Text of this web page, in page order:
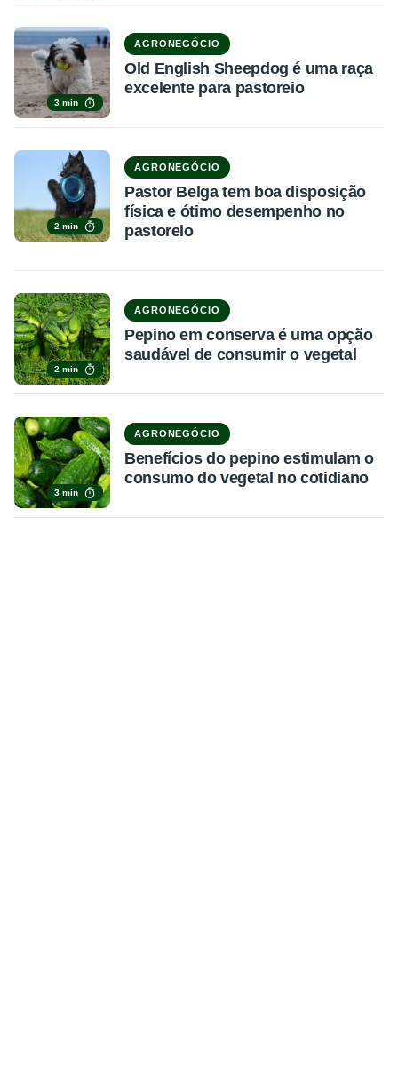
3 min
AGRONEGÓCIO
Old English Sheepdog é uma raça
excelente para pastoreio
2 min
AGRONEGÓCIO
Pastor Belga tem boa disposição
física e ótimo desempenho no
pastoreio
2 min
AGRONEGÓCIO
Pepino em conserva é uma opção
saudável de consumir o vegetal
3 min
AGRONEGÓCIO
Benefícios do pepino estimulam o
consumo do vegetal no cotidiano